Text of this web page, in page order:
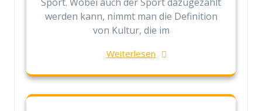
werden kann, nimmt man die Definition
von Kultur, die im
Weiterlesen